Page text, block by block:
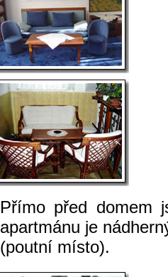
Přímo před domem
apartmánu je
(poutní místo).